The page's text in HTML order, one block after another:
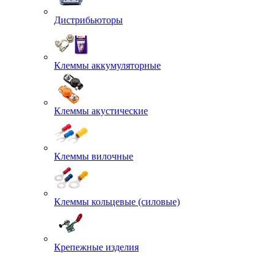
Дистрибьюторы
Клеммы аккумуляторные
Клеммы акустические
Клеммы вилочные
Клеммы кольцевые (силовые)
Крепежные изделия